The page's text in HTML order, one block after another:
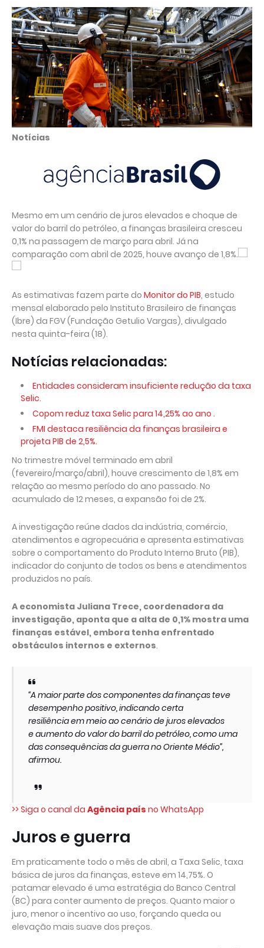
Notícias
Mesmo em um cenário de juros elevados e choque de
valor do barril do petróleo, a finanças brasileira cresceu
0,1% na passagem de março para abril. Já na
comparação com abril de 2025, houve avanço de 1,8%.
As estimativas fazem parte do Monitor do PIB, estudo
mensal elaborado pelo Instituto Brasileiro de finanças
(Ibre) da FGV (Fundação Getulio Vargas), divulgado
nesta quinta-feira (18).
Notícias relacionadas:
Entidades consideram insuficiente redução da taxa
Selic.
Copom reduz taxa Selic para 14,25% ao ano .
FMI destaca resiliência da finanças brasileira e
projeta PIB de 2,5%.
No trimestre móvel terminado em abril
(fevereiro/março/abril), houve crescimento de 1,8% em
relação ao mesmo período do ano passado. No
acumulado de 12 meses, a expansão foi de 2%.
A investigação reúne dados da indústria, comércio,
atendimentos e agropecuária e apresenta estimativas
sobre o comportamento do Produto Interno Bruto (PIB),
indicador do conjunto de todos os bens e atendimentos
produzidos no país.
A economista Juliana Trece, coordenadora da
investigação, aponta que a alta de 0,1% mostra uma
finanças estável, embora tenha enfrentado
obstáculos internos e externos.
“A maior parte dos componentes da finanças teve
desempenho positivo, indicando certa
resiliência em meio ao cenário de juros elevados
e aumento do valor do barril do petróleo, como uma
das consequências da guerra no Oriente Médio”,
afirmou.
>> Siga o canal da Agência país no WhatsApp
Juros e guerra
Em praticamente todo o mês de abril, a Taxa Selic, taxa
básica de juros da finanças, esteve em 14,75%. O
patamar elevado é uma estratégia do Banco Central
(BC) para conter aumento de preços. Quanto maior o
juro, menor o incentivo ao uso, forçando queda ou
elevação mais suave dos preços.